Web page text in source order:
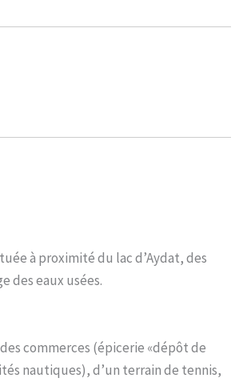
à proximité du lac d’Aydat, des
des eaux usées.
commerces (épicerie «dépôt de
nautiques), d’un terrain de tennis,